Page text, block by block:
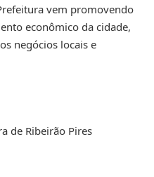
vem promovendo
econômico da cidade,
negócios locais e
de Ribeirão Pires